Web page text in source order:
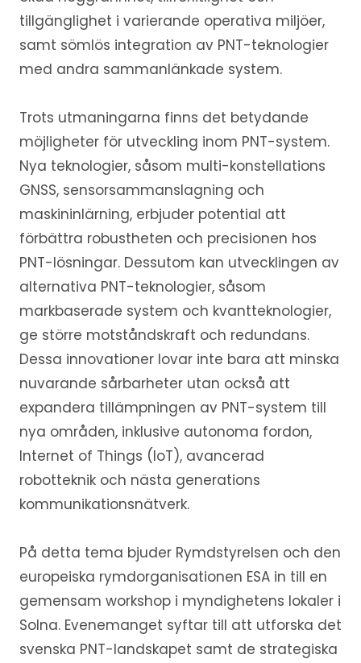
tillgänglighet i varierande operativa miljöer,
samt sömlös integration av PNT-teknologier
med andra sammanlänkade system.
Trots utmaningarna finns det betydande
möjligheter för utveckling inom PNT-system.
Nya teknologier, såsom multi-konstellations
GNSS, sensorsammanslagning och
maskininlärning, erbjuder potential att
förbättra robustheten och precisionen hos
PNT-lösningar. Dessutom kan utvecklingen av
alternativa PNT-teknologier, såsom
markbaserade system och kvantteknologier,
ge större motståndskraft och redundans.
Dessa innovationer lovar inte bara att minska
nuvarande sårbarheter utan också att
expandera tillämpningen av PNT-system till
nya områden, inklusive autonoma fordon,
Internet of Things (IoT), avancerad
robotteknik och nästa generations
kommunikationsnätverk.
På detta tema bjuder Rymdstyrelsen och den
europeiska rymdorganisationen ESA in till en
gemensam workshop i myndighetens lokaler i
Solna. Evenemanget syftar till att utforska det
svenska PNT-landskapet samt de strategiska